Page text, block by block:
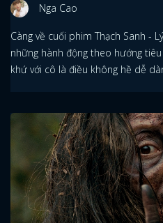
Nga Cao
Càng về cuối phim Thạch Sanh -
những hành động theo hướng
khứ với cô là điều không hề dễ